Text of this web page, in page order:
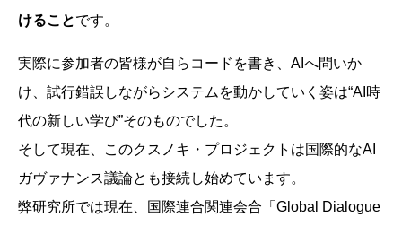
けることです。
実際に参加者の皆様が自らコードを書き、AIへ問いか
け、試行錯誤しながらシステムを動かしていく姿は“AI時
代の新しい学び”そのものでした。
そして現在、このクスノキ・プロジェクトは国際的なAI
ガヴァナンス議論とも接続し始めています。
弊研究所では現在、国際連合関連会合「Global Dialogue